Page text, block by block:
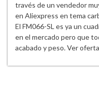
través de un vendedor
en Aliexpress en tema
El FM066-SL es ya un
en el mercado pero que
acabado y peso. Ver